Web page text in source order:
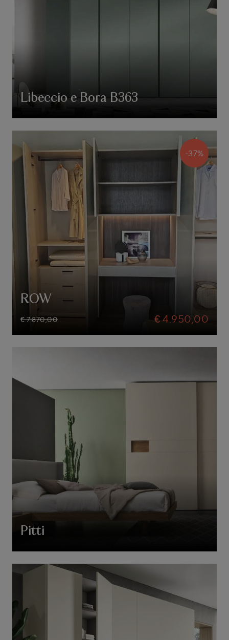
Libeccio e Bora B363
-37%
ROW
€ 7.870,00 € 4.950,00
Pitti